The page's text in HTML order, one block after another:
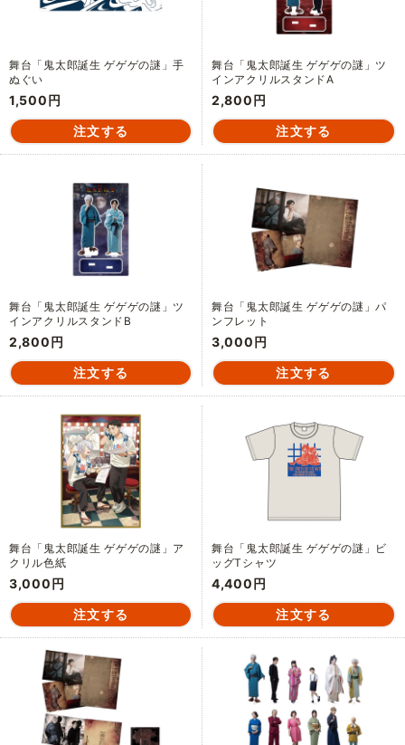
舞台「鬼太郎誕生 ゲゲゲの謎」手
ぬぐい
1,500円
舞台「鬼太郎誕生 ゲゲゲの謎」ツ
インアクリルスタンドA
2,800円
舞台「鬼太郎誕生 ゲゲゲの謎」ツ
インアクリルスタンドB
2,800円
舞台「鬼太郎誕生 ゲゲゲの謎」パ
ンフレット
3,000円
舞台「鬼太郎誕生 ゲゲゲの謎」ア
クリル色紙
3,000円
舞台「鬼太郎誕生 ゲゲゲの謎」ビ
ッグTシャツ
4,400円